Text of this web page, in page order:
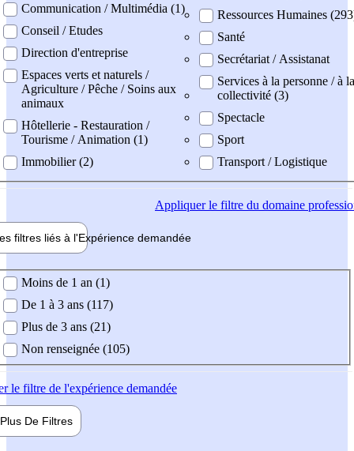
Communication / Multimédia (1)
Conseil / Etudes
Direction d'entreprise
Espaces verts et naturels /
Agriculture / Pêche / Soins aux
animaux
Hôtellerie - Restauration /
Tourisme / Animation (1)
Immobilier (2)
Ressources Humaines
Santé
Secrétariat / Assistanat
Services à la personne / à la
collectivité (3)
Spectacle
Sport
Transport / Logistique
Appliquerle filtre du domaine
filtres liés à l'Expérience demandée
demandée
Moins de 1 an (1)
De 1 à 3 ans (117)
Plus de 3 ans (21)
Non renseignée (105)
le filtre de l'expérience demandée
Plus De Filtres